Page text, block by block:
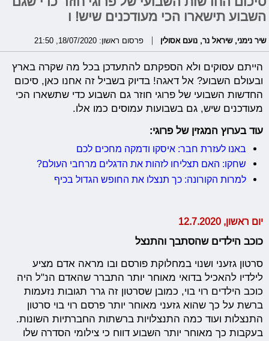
השבוע תישארו הכי מעודכנים שיש! ו
שיר נימני,שיראל נר, נועם אסולין פרסום ראשון: 18/07/2020, 21:50
הייתם עסוקים ולא הספקתם להתעדכן בכל מה שקרה בארץ
ובעולם השבוע? אל דאגה! בדיוק בשביל זה אחנו כאן, סיכום
החדשות השבועי של פרוגי חוזר גם השבוע כדי שתשארו הכי
מעודכנים שיש, גם בשבועות עמוסים כמו אלו.
עוד בערוץ המגזין של פרוגי:
באנו לעזרת חבר: איסקו ודמקה מחכים לכם
שחקו: האם תצליחו לזהות את הדגלים מרחבי העולם?
למרות הקורונה: כך תנצלו את החופש הגדול בכיף
יום ראשון, 12.7.2020
כוכב הילדים שהסתבך והתנצל
סרטון גזעני ושנוי במחלוקת פורסם ובו מראה אדם מציע
לילדיו להאכיל בדואי מאוחר יותר התברר שהאדם הנ"ל היה
כוכב הילדים רוי בוי, כמובן שסרטון זה גרר תגובות נזעמות
ברשת על כך שהוא גזעני מאוחר יותר פרסם רוי בוי סרטון
התנצלות ועוד כמה התנצלויות ברשתות החברתיות השונות.
בעקבות כך מאוחר יותר השבוע דווח כי צילומי הסדרה שלו